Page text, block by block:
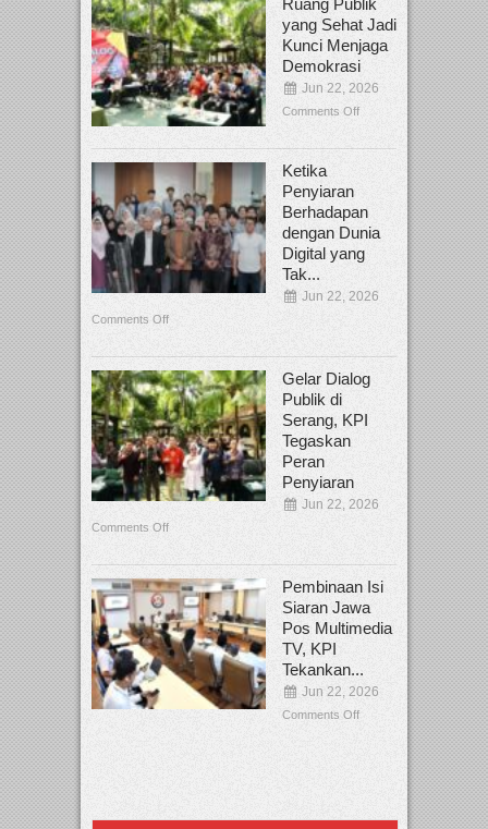
Ruang Publik
yang Sehat Jadi
Kunci Menjaga
Demokrasi
Jun 22, 2026
Comments Off
Ketika
Penyiaran
Berhadapan
dengan Dunia
Digital yang
Tak...
Jun 22, 2026
Comments Off
Gelar Dialog
Publik di
Serang, KPI
Tegaskan
Peran
Penyiaran
Jun 22, 2026
Comments Off
Pembinaan Isi
Siaran Jawa
Pos Multimedia
TV, KPI
Tekankan...
Jun 22, 2026
Comments Off